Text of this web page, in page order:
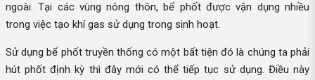
ngoài. Tại các vùng nông thôn, bể phốt được vận dụng nhiều
trong việc tạo khí gas sử dụng trong sinh hoạt.
Sử dụng bể phốt truyền thống có một bất tiện đó là chúng ta phải
hút phốt định kỳ thì đây mới có thể tiếp tục sử dụng. Điều này